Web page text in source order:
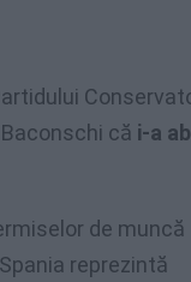
că i-a
de muncă
reprezintă